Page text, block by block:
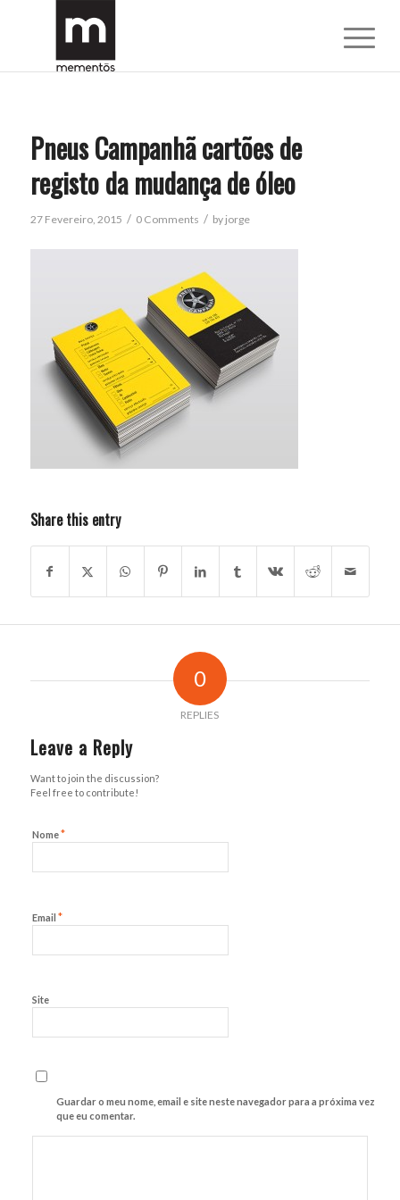
Pneus Campanhã cartões de
registo da mudança de óleo
27 Fevereiro, 2015 / 0 Comments / by jorge
Share this entry
0
REPLIES
Leave a Reply
Want to join the discussion?
Feel free to contribute!
Nome*
Email *
Site
Guardar o meu nome, email e site neste navegador para a próxima vez
que eu comentar.